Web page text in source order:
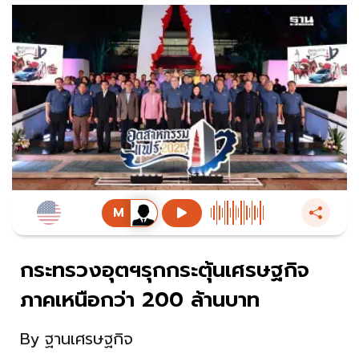
กระทรวงอุตฯรุกกระตุ้นเศรษฐกิจ
ภาคเหนือกว่า 200 ล้านบาท
By ฐานเศรษฐกิจ